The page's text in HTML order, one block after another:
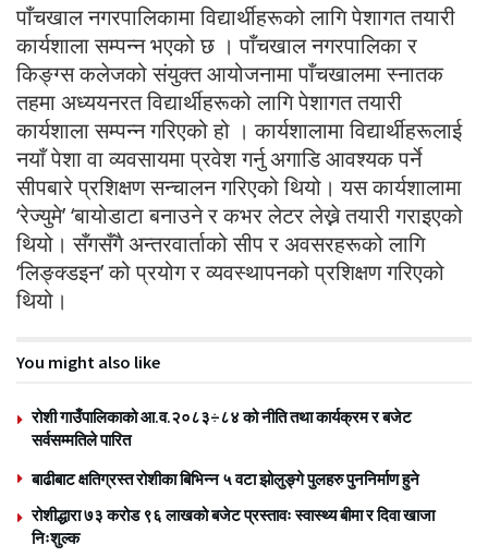
पाँचखाल नगरपालिकामा विद्यार्थीहरूको लागि पेशागत तयारी
कार्यशाला सम्पन्न भएको छ । पाँचखाल नगरपालिका र
किङ्ग्स कलेजको संयुक्त आयोजनामा पाँचखालमा स्नातक
तहमा अध्ययनरत विद्यार्थीहरूको लागि पेशागत तयारी
कार्यशाला सम्पन्न गरिएको हो । कार्यशालामा विद्यार्थीहरूलाई
नयाँ पेशा वा व्यवसायमा प्रवेश गर्नु अगाडि आवश्यक पर्ने
सीपबारे प्रशिक्षण सन्चालन गरिएको थियो। यस कार्यशालामा
‘रेज्युमे’ ‘बायोडाटा बनाउने र कभर लेटर लेख्ने तयारी गराइएको
थियो। सँगसँगै अन्तरवार्ताको सीप र अवसरहरूको लागि
‘लिङ्क्डइन’ को प्रयोग र व्यवस्थापनको प्रशिक्षण गरिएको
थियो।
You might also like
रोशी गाउँपालिकाको आ.व.२०८३÷८४ को नीति तथा कार्यक्रम र बजेट
सर्वसम्मतिले पारित
बाढीबाट क्षतिग्रस्त रोशीका बिभिन्न ५ वटा झोलुङ्गे पुलहरु पुननिर्माण हुने
रोशीद्धारा ७३ करोड ९६ लाखको बजेट प्रस्तावः स्वास्थ्य बीमा र दिवा खाजा
निःशुल्क